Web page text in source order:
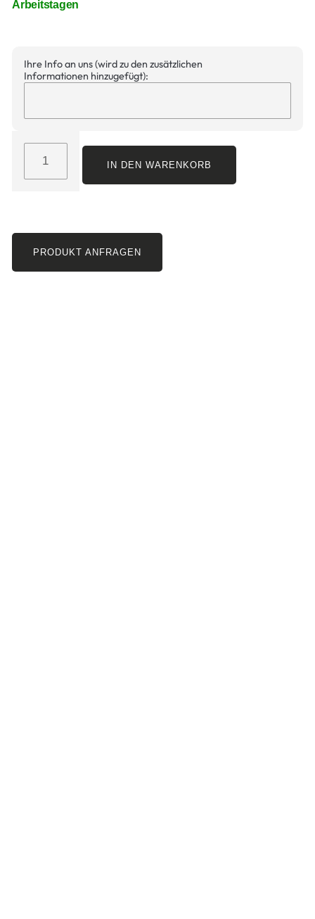
Arbeitstagen
Ihre Info an uns (wird zu den zusätzlichen
Informationen hinzugefügt):
IN DEN WARENKORB
PRODUKT ANFRAGEN